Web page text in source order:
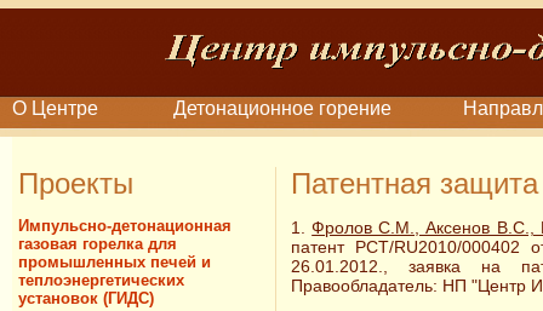
О Центре Детонационное горение
Проекты
Импульсно-детонационная
газовая горелка для
промышленных печей и
теплоэнергетических
установок (ГИДС)
Патентная
1.Фролов С.М., Аксенов В.С.,
патент PCT/RU2010/
26.01.2012., заявка на
Правообладатель: НП "Центр